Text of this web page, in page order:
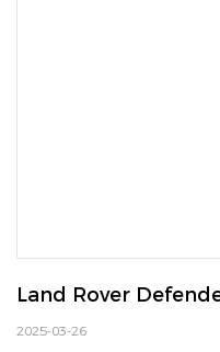
Land Rover
2025-03-26